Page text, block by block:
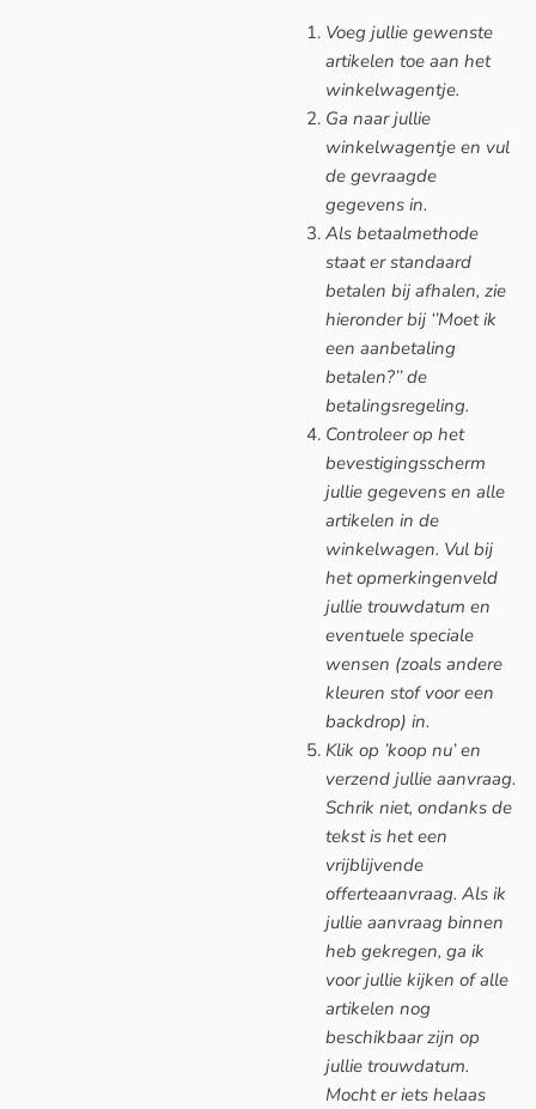
Voeg jullie gewenste
artikelen toe aan het
winkelwagentje.
Ga naar jullie
winkelwagentje en vul
de gevraagde
gegevens in.
Als betaalmethode
staat er standaard
betalen bij afhalen, zie
hieronder bij ‘’Moet ik
een aanbetaling
betalen?’’ de
betalingsregeling.
Controleer op het
bevestigingsscherm
jullie gegevens en alle
artikelen in de
winkelwagen. Vul bij
het opmerkingenveld
jullie trouwdatum en
eventuele speciale
wensen (zoals andere
kleuren stof voor een
backdrop) in.
Klik op ’koop nu’ en
verzend jullie aanvraag.
Schrik niet, ondanks de
tekst is het een
vrijblijvende
offerteaanvraag. Als ik
jullie aanvraag binnen
heb gekregen, ga ik
voor jullie kijken of alle
artikelen nog
beschikbaar zijn op
jullie trouwdatum.
Mocht er iets helaas